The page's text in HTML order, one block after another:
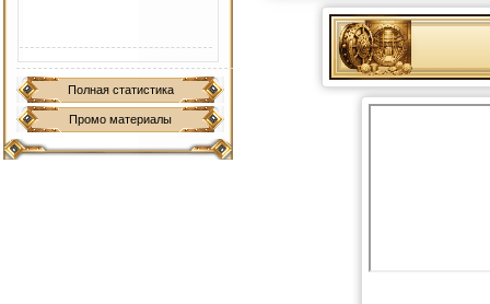
Полная статистика
Промо материалы